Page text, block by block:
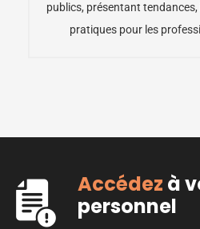
publics, présentant
pratiques pour les
Accédez à
personnel